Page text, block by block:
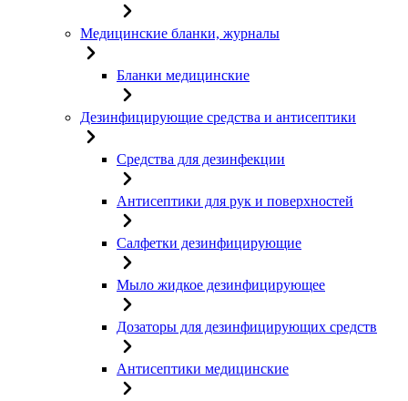
Медицинские бланки, журналы
Бланки медицинские
Дезинфицирующие средства и антисептики
Средства для дезинфекции
Антисептики для рук и поверхностей
Салфетки дезинфицирующие
Мыло жидкое дезинфицирующее
Дозаторы для дезинфицирующих средств
Антисептики медицинские